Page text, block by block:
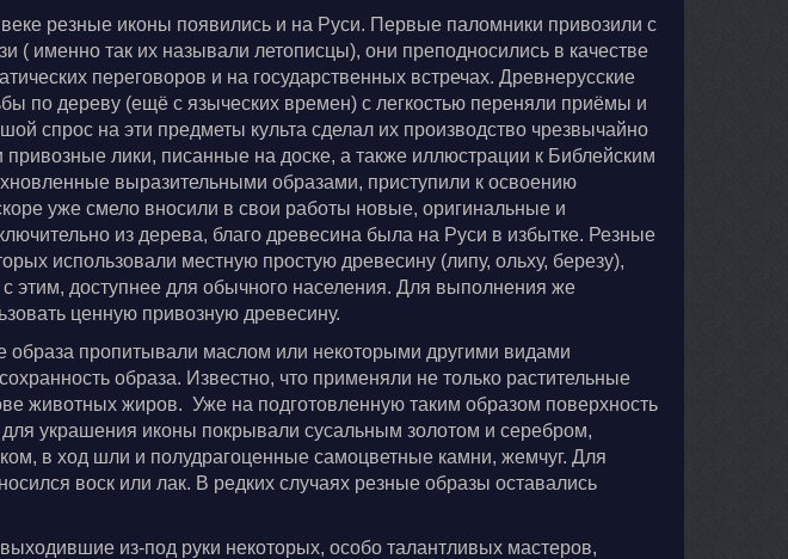
резные иконы появились и на Руси. Первые паломники привозили с
( именно так их называли летописцы), они преподносились в качестве
переговоров и на государственных встречах. Древнерусские
по дереву (ещё с языческих времен) с легкостью переняли приёмы и
спрос на эти предметы культа сделал их производство чрезвычайно
лики, писанные на доске, а также иллюстрации к Библейским
выразительными образами, приступили к освоению
уже смело вносили в свои работы новые, оригинальные и
из дерева, благо древесина была на Руси в избытке. Резные
использовали местную простую древесину (липу, ольху, березу),
этим, доступнее для обычного населения. Для выполнения же
ценную привозную древесину.
образа пропитывали маслом или некоторыми другими видами
образа. Известно, что применяли не только растительные
животных жиров. Уже на подготовленную таким образом поверхность
украшения иконы покрывали сусальным золотом и серебром,
в ход шли и полудрагоценные самоцветные камни, жемчуг. Для
воск или лак. В редких случаях резные образы оставались
из-под руки некоторых, особо талантливых мастеров,